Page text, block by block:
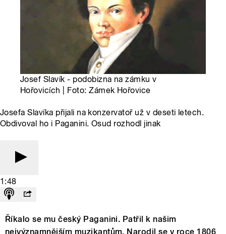
Josef Slavík - podobizna na zámku v
Hořovicích | Foto: Zámek Hořovice
Josefa Slavíka přijali na konzervatoř už v deseti letech.
Obdivoval ho i Paganini. Osud rozhodl jinak
1:48
Říkalo se mu český Paganini. Patřil k našim
nejvýznamnějším muzikantům. Narodil se v roce 1806